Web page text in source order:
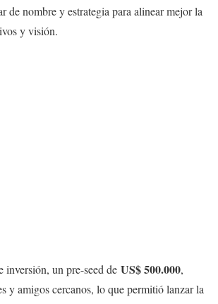
de nombre y estrategia para alinear mejor la
y visión.
inversión, un pre-seed de US$ 500.000,
y amigos cercanos, lo que permitió lanzar la